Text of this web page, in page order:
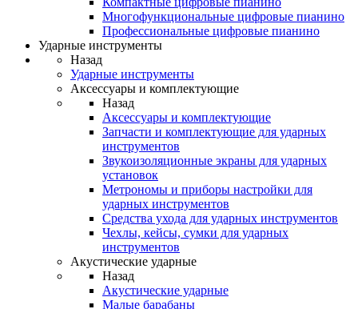
Многофункциональные цифровые пианино
Профессиональные цифровые пианино
Ударные инструменты
Назад
Ударные инструменты
Аксессуары и комплектующие
Назад
Аксессуары и комплектующие
Запчасти и комплектующие для ударных
инструментов
Звукоизоляционные экраны для ударных
установок
Метрономы и приборы настройки для
ударных инструментов
Средства ухода для ударных инструментов
Чехлы, кейсы, сумки для ударных
инструментов
Акустические ударные
Назад
Акустические ударные
Mалые барабаны